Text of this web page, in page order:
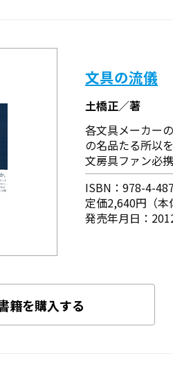
文具の流儀
土橋正／著
各文具メーカー
の名品たる所以
文房具ファン必
ISBN：978-4-
定価2,640円（本
発売年月日：
籍を購入する